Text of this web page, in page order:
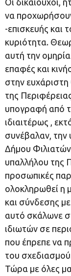
να
-επισκευής και
κυριότητα.
αυτή την
επαφές και
στην
της
υπογραφή από
ιδιαιτέρως ,
συνέβαλαν, την
Δήμου
υπαλλήλου της
προσωπικές
ολοκληρωθεί η
και σύνδεσης
αυτό σκάλωνε
ιδιωτών σε
που έπρεπε να
του
Τώρα με όλες